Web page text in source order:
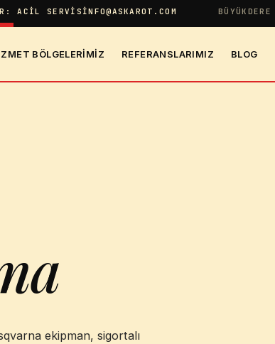
ACIL SERVIS INFO@ASKAROT.COM
BÖLGELERIMIZ REFERANSLARIMIZ BLOG
ekipman, sigortalı